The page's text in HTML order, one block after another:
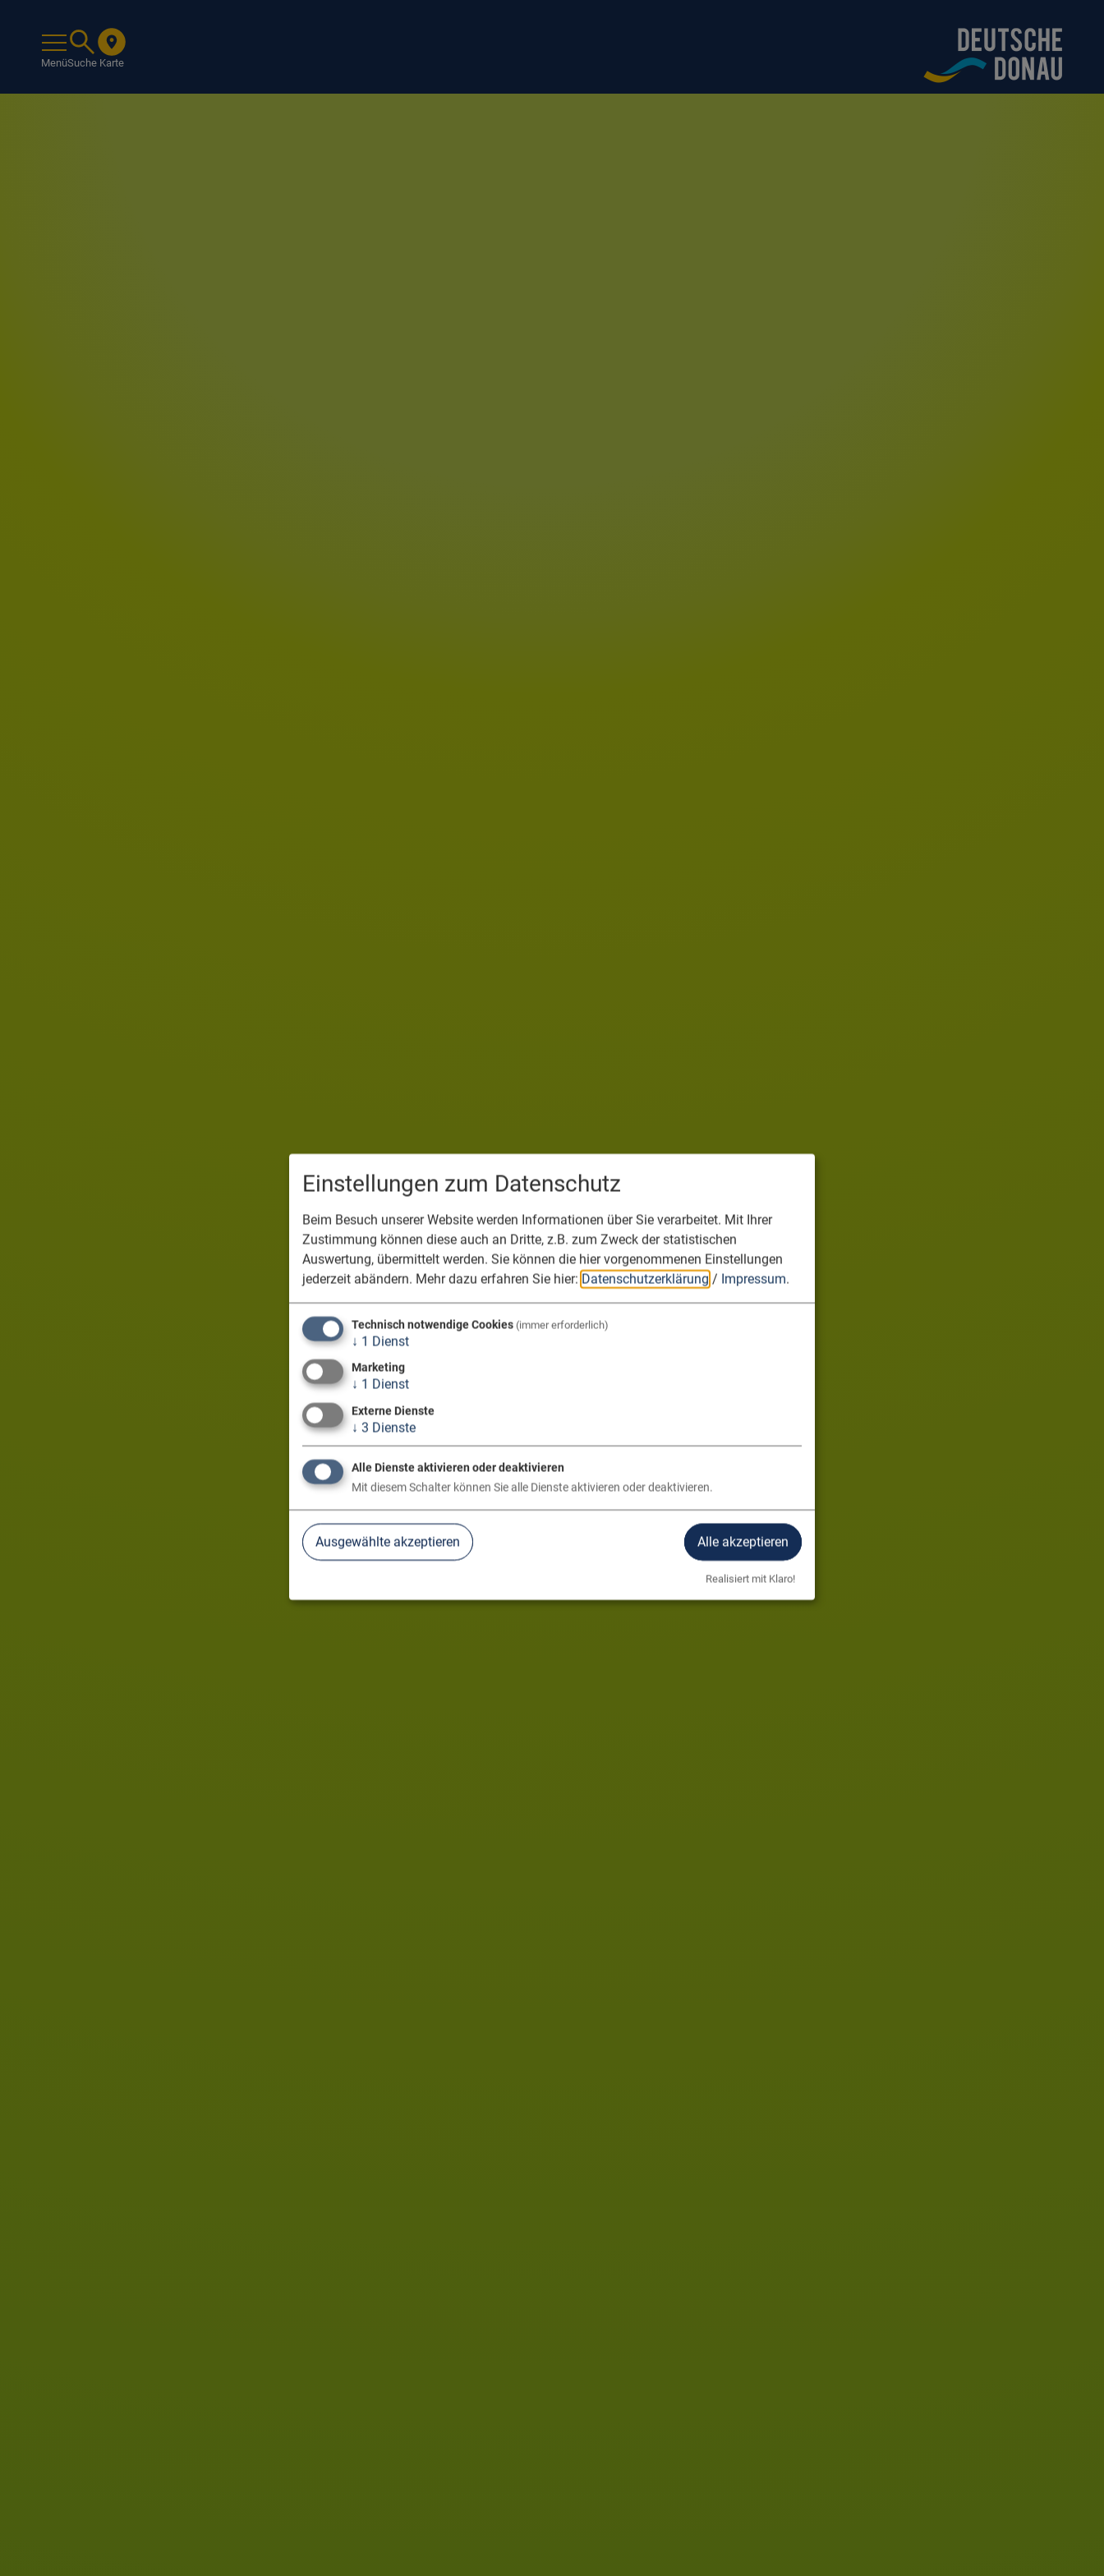
MenüSuche Karte
Einstellungen zum Datenschutz
Beim Besuch unserer Website werden Informationen über Sie verarbeitet. Mit Ihrer
Zustimmung können diese auch an Dritte, z.B. zum Zweck der statistischen
Auswertung, übermittelt werden. Sie können die hier vorgenommenen Einstellungen
jederzeit abändern. Mehr dazu erfahren Sie hier: Datenschutzerklärung / Impressum.
Technisch notwendige Cookies (immer erforderlich)
↓ 1 Dienst
Marketing
↓ 1 Dienst
Externe Dienste
↓ 3 Dienste
Alle Dienste aktivieren oder deaktivieren
Mit diesem Schalter können Sie alle Dienste aktivieren oder deaktivieren.
Ausgewählte akzeptieren Alle akzeptieren
Realisiert mit Klaro!